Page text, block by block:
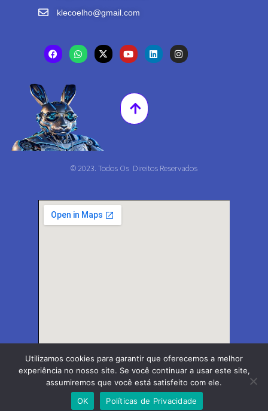
klecoelho@gmail.com
© 2023. Todos Os Direitos Reservados
Utilizamos cookies para garantir que oferecemos a melhor
experiência no nosso site. Se você continuar a usar este site,
assumiremos que você está satisfeito com ele.
OK
Políticas de Privacidade